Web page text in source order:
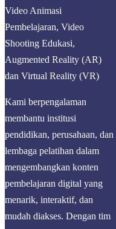
Video Animasi
Pembelajaran, Video
Shooting Edukasi,
Augmented Reality (AR)
dan Virtual Reality (VR)
Kami berpengalaman
membantu institusi
pendidikan, perusahaan, dan
lembaga pelatihan dalam
mengembangkan konten
pembelajaran digital yang
menarik, interaktif, dan
mudah diakses. Dengan tim